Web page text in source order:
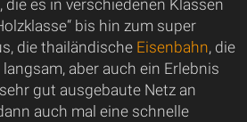
, die es in verschiedenen Klassen
bis hin zum super
die thailändische Eisenbahn, die
aber auch ein Erlebnis
gut ausgebaute Netz an
auch mal eine schnelle